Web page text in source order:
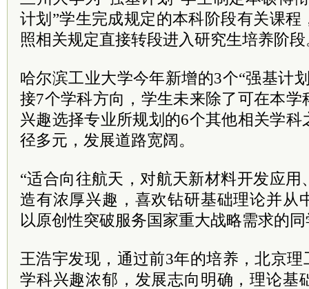
计划”学生完成规定的本科阶段有关课
照相关规定直接转段进入研究生培养阶段
哈尔滨工业大学今年新增的3个“强基计
接7个学科方向，学生未来除了可在本
兴趣选择专业所规划的6个其他相关学
径多元，发展道路宽阔。
“适合向往航天，对航天新材料开发应
造有浓厚兴趣，喜欢钻研基础理论并从
以原创性突破服务国家重大战略需求的
王浩宇发现，通过前3年的培养，北京理
学科兴趣浓郁，发展志向明确，理论基